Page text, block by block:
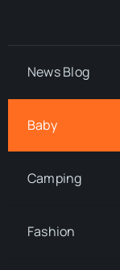
News Blog
Baby
Camping
Fashion